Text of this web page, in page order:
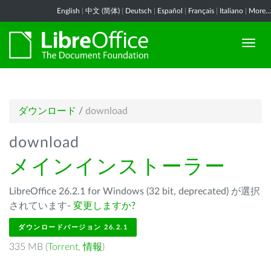
English 中文 (简体) Deutsch Español Français Italiano More...
ダウンロード / download
download
メインインストーラー
LibreOffice 26.2.1 for Windows (32 bit, deprecated) が選択
されています- 変更しますか?
ダウンロードバージョン 26.2.1
335 MB (Torrent,情報)